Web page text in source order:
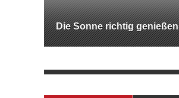
Die Sonne richtig genießen